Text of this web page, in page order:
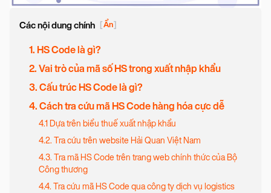
Các nội dung chính [Ẩn]
1. HS Code là gì?
2. Vai trò của mã số HS trong xuất nhập khẩu
3. Cấu trúc HS Code là gì?
4. Cách tra cứu mã HS Code hàng hóa cực dễ
4.1 Dựa trên biểu thuế xuất nhập khẩu
4.2. Tra cứu trên website Hải Quan Việt Nam
4.3. Tra mã HS Code trên trang web chính thức của Bộ
Công thương
4.4. Tra cứu mã HS Code qua công ty dịch vụ logistics